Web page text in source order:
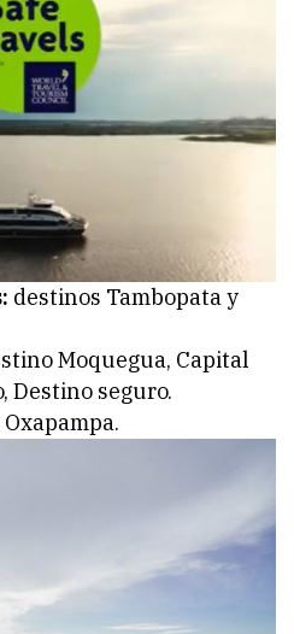
destinos Tambopata y
Moquegua, Capital
Destino seguro.